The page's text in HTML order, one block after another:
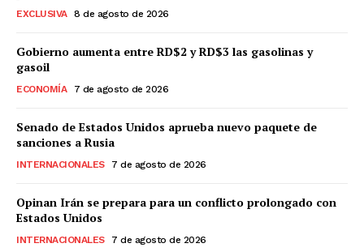
EXCLUSIVA 8 de agosto de 2026
Gobierno aumenta entre RD$2 y RD$3 las gasolinas y
gasoil
ECONOMÍA 7 de agosto de 2026
Senado de Estados Unidos aprueba nuevo paquete de
sanciones a Rusia
INTERNACIONALES 7 de agosto de 2026
Opinan Irán se prepara para un conflicto prolongado con
Estados Unidos
INTERNACIONALES 7 de agosto de 2026